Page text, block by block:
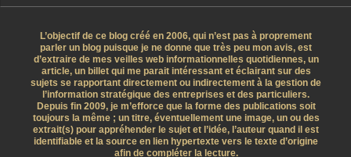
L’objectif de ce blog créé en 2006, qui n’est pas à proprement
parler un blog puisque je ne donne que très peu mon avis, est
d’extraire de mes veilles web informationnelles quotidiennes, un
article, un billet qui me parait intéressant et éclairant sur des
sujets se rapportant directement ou indirectement à la gestion de
l’information stratégique des entreprises et des particuliers.
Depuis fin 2009, je m’efforce que la forme des publications soit
toujours la même ; un titre, éventuellement une image, un ou des
extrait(s) pour appréhender le sujet et l’idée, l’auteur quand il est
identifiable et la source en lien hypertexte vers le texte d’origine
afin de compléter la lecture.